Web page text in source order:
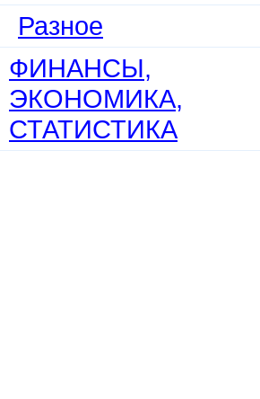
Разное
ФИНАНСЫ,
ЭКОНОМИКА,
СТАТИСТИКА